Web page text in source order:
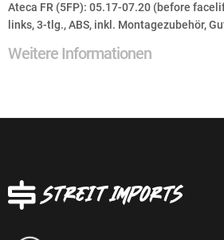
Ateca FR (5FP): 05.17-07.20 (before
links, 3-tlg., ABS, inkl. Montagezubehör,
Weitere Informationen